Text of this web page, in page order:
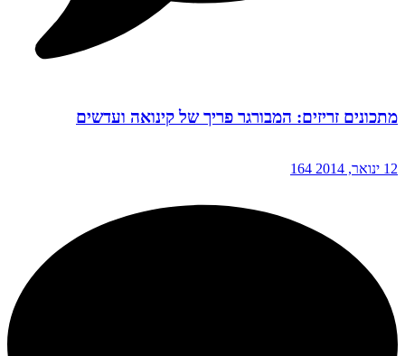
מתכונים זריזים: המבורגר פריך של קינואה ועדשים
12 ינואר, 2014 164